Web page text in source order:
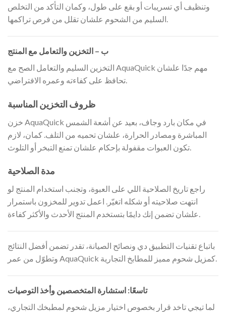
وتنظيف أي تسريبات أو بقع على طول، وكمان التأكد من التخلص
السليم من الشحوم علشان تقلل من فرص تراكمها.
ب – التخزين والتعامل مع المنتج
التخزين السليم والتعامل الصح مع AquaQuick مهم جدًا علشان
ظروف التخزين المناسبة
خزن AquaQuick في مكان بارد وجاف، بعيد عن أشعة الشمس
المباشرة ومصادر الحرارة، علشان تحميه من التلف. كمان، لازم
مدة الصلاحية
راجع تاريخ الصلاحية اللي على العبوة، وتجنب استخدام المنتج لو
انتهت صلاحيته أو شكله اتغيّر. اعمل تدوير للمخزون باستمرار
علشان تضمن إنك دايمًا بتستخدم المنتج الأحدث والأكثر كفاءة.
باتباع تقنيات التطبيق دي ونصائح الصيانة، تقدر تضمن أفضل النتائج
وتطوّل من عمر AquaQuick كمزيل شحوم مميز للمطابخ التجارية.
تاسعًا: استشارة المتخصصين وأخذ التوصيات
لما تيجي تاخد قرار بخصوص اختيار مزيل شحوم لمطبخك التجاري،